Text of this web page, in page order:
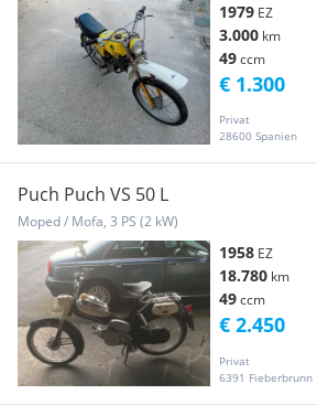
1979 EZ
3.000 km
49ccm
Privat
28600 Spanien
€ 1.300
Puch Puch VS 50 L
Moped / Mofa, 3 PS (2 kW)
1958 EZ
18.780 km
49ccm
Privat
6391 Fieberbrunn
€ 2.450